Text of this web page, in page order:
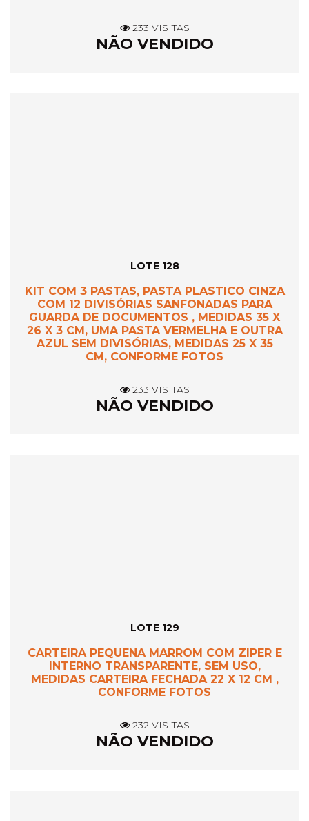
233 VISITAS
NÃO VENDIDO
LOTE 128
KIT COM 3 PASTAS, PASTA PLASTICO CINZA
COM 12 DIVISÓRIAS SANFONADAS PARA
GUARDA DE DOCUMENTOS , MEDIDAS 35 X
26 X 3 CM, UMA PASTA VERMELHA E OUTRA
AZUL SEM DIVISÓRIAS, MEDIDAS 25 X 35
CM, CONFORME FOTOS
233 VISITAS
NÃO VENDIDO
LOTE 129
CARTEIRA PEQUENA MARROM COM ZIPER E
INTERNO TRANSPARENTE, SEM USO,
MEDIDAS CARTEIRA FECHADA 22 X 12 CM ,
CONFORME FOTOS
232 VISITAS
NÃO VENDIDO